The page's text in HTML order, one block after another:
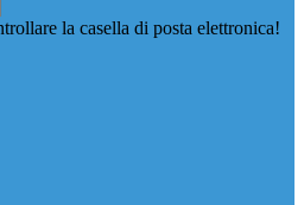
la casella di posta elettronica!